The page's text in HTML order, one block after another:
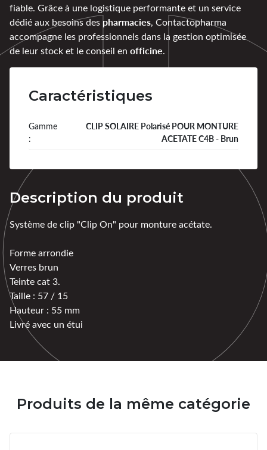
fiable. Grâce à une logistique performante et un service
dédié aux besoins des pharmacies, Contactopharma
accompagne les professionnels dans la gestion optimisée
de leur stock et le conseil en officine.
Caractéristiques
Gamme
:
CLIP SOLAIRE Polarisé POUR MONTURE
ACETATE C4B - Brun
Description du produit
Système de clip "Clip On" pour monture acétate.
Forme arrondie
Verres brun
Teinte cat 3.
Taille : 57 / 15
Hauteur : 55 mm
Livré avec un étui
Produits de la même catégorie